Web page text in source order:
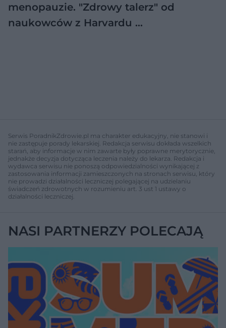
menopauzie. "Zdrowy talerz" od
naukowców z Harvardu …
Serwis PoradnikZdrowie.pl ma charakter edukacyjny, nie stanowi i
nie zastępuje porady lekarskiej. Redakcja serwisu dokłada wszelkich
starań, aby informacje w nim zawarte były poprawne merytorycznie,
jednakże decyzja dotycząca leczenia należy do lekarza. Redakcja i
wydawca serwisu nie ponoszą odpowiedzialności wynikającej z
zastosowania informacji zamieszczonych na stronach serwisu, który
nie prowadzi działalności leczniczej polegającej na udzielaniu
świadczeń zdrowotnych w rozumieniu art. 3 ust 1 ustawy o
działalności leczniczej.
NASI PARTNERZY POLECAJĄ